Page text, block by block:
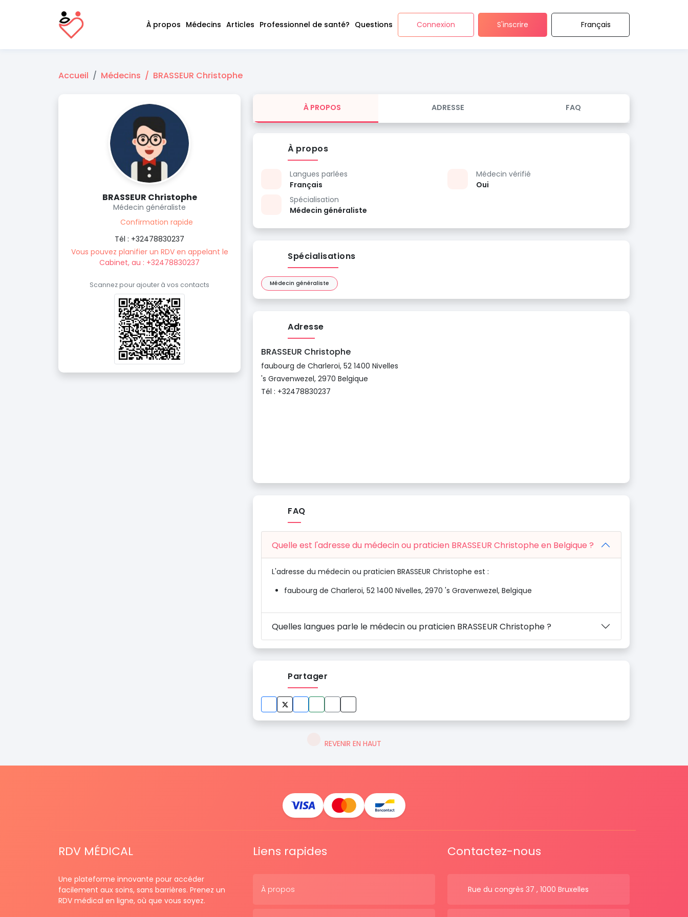
À propos Médecins Articles Professionnel de santé? Questions Connexion S'inscrire Français
Accueil Médecins BRASSEUR Christophe
BRASSEUR Christophe
Médecin généraliste
Confirmation rapide
Tél : +32478830237
Vous pouvez planifier un RDV en appelant le
Cabinet, au : +32478830237
Scannez pour ajouter à vos contacts
À PROPOS ADRESSE FAQ
À propos
Langues parlées
Français
Spécialisation
Médecin généraliste
Médecin vérifié
Oui
Spécialisations
Médecin généraliste
Adresse
BRASSEUR Christophe
faubourg de Charleroi, 52 1400 Nivelles
's Gravenwezel, 2970 Belgique
Tél : +32478830237
FAQ
Quelle est l'adresse du médecin ou praticien BRASSEUR Christophe en Belgique ?
L'adresse du médecin ou praticien BRASSEUR Christophe est :
faubourg de Charleroi, 52 1400 Nivelles, 2970 's Gravenwezel, Belgique
Quelles langues parle le médecin ou praticien BRASSEUR Christophe ?
Partager
REVENIR EN HAUT
RDV MÉDICAL
Une plateforme innovante pour accéder
facilement aux soins, sans barrières. Prenez un
RDV médical en ligne, où que vous soyez.
Liens rapides
À propos
Contactez-nous
Rue du congrès 37 , 1000 Bruxelles